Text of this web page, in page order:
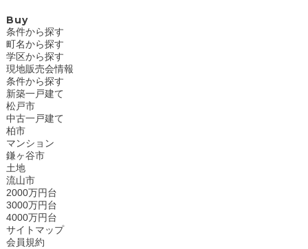
Buy
条件から探す
町名から探す
学区から探す
現地販売会情報
条件から探す
新築一戸建て
松戸市
中古一戸建て
柏市
マンション
鎌ヶ谷市
土地
流山市
2000万円台
3000万円台
4000万円台
サイトマップ
会員規約